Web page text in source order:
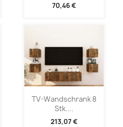
70,46 €
TV-Wandschrank 8
Stk....
213,07 €